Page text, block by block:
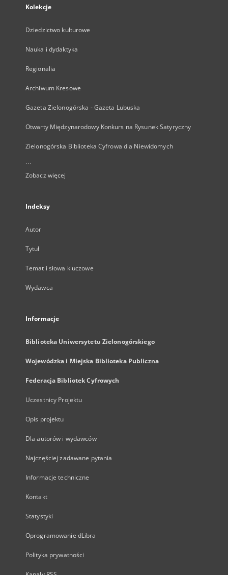
Kolekcje
Dziedzictwo kulturowe
Nauka i dydaktyka
Regionalia
Archiwum Kresowe
Gazeta Zielonogórska - Gazeta Lubuska
Otwarty Międzynarodowy Konkurs na Rysunek Satyryczny
Zielonogórska Biblioteka Cyfrowa dla Niewidomych
...
Zobacz więcej
Indeksy
Autor
Tytuł
Temat i słowa kluczowe
Wydawca
Informacje
Biblioteka Uniwersytetu Zielonogórskiego
Wojewódzka i Miejska Biblioteka Publiczna
Federacja Bibliotek Cyfrowych
Uczestnicy Projektu
Opis projektu
Dla autorów i wydawców
Najczęściej zadawane pytania
Informacje techniczne
Kontakt
Statystyki
Oprogramowanie dLibra
Polityka prywatności